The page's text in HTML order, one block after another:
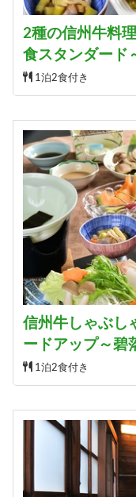
2種の信州牛料
食スタンダード
1泊2食付き
信州牛しゃぶし
ードアップ～碧
1泊2食付き